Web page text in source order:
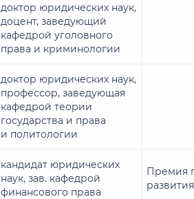
доктор юридических наук,
доцент, заведующий
кафедрой уголовного
права и криминологии
доктор юридических наук,
профессор, заведующая
кафедрой теории
государства и права
и политологии
кандидат юридических
наук, зав. кафедрой
финансового права
Премия